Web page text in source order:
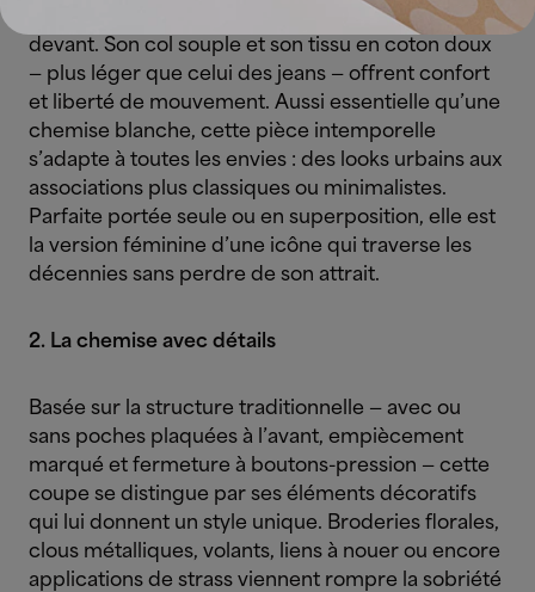
ses boutons-pression caractéristiques sur le
devant. Son col souple et son tissu en coton doux
— plus léger que celui des jeans — offrent confort
et liberté de mouvement. Aussi essentielle qu’une
chemise blanche, cette pièce intemporelle
s’adapte à toutes les envies : des looks urbains aux
associations plus classiques ou minimalistes.
Parfaite portée seule ou en superposition, elle est
la version féminine d’une icône qui traverse les
décennies sans perdre de son attrait.
2. La chemise avec détails
Basée sur la structure traditionnelle — avec ou
sans poches plaquées à l’avant, empiècement
marqué et fermeture à boutons-pression — cette
coupe se distingue par ses éléments décoratifs
qui lui donnent un style unique. Broderies florales,
clous métalliques, volants, liens à nouer ou encore
applications de strass viennent rompre la sobriété